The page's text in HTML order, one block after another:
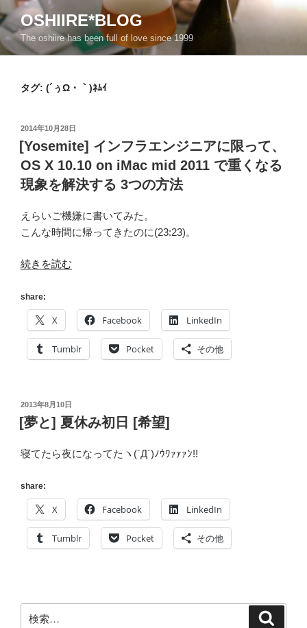
ン
テ
ン
OSHIIRE*BLOG
The oshiire has been full of love since 1999
タグ: (´ぅΩ・｀)ﾈﾑｲ
投
稿
日:
2014年10月28日
[Yosemite] インフラエンジニアに限って、
OS X 10.10 on iMac mid 2011 で重くなる
現象を解決する 3つの方法
えらいご機嫌に書いてみた。
こんな時間に帰ってきたのに(23:23)。
“[Yosemite]
ン
フ
ラ
ン
ア
に
っ
10.10
で
重
続きを読む
share:
X Facebook LinkedIn
Tumblr Pocket その他
投
稿
日:
2013年8月10日
[夢と] 夏休み初日 [希望]
寝てたら夜になってたヽ(`Д´)ﾉｳﾜｧｧｧﾝ!!
share:
X Facebook LinkedIn
Tumblr Pocket その他